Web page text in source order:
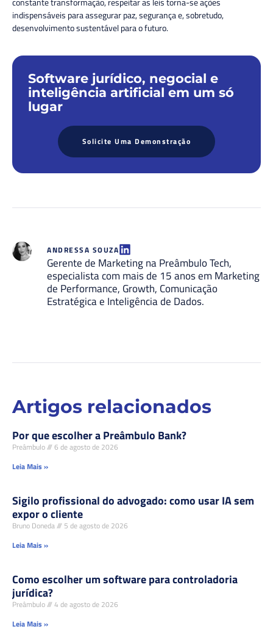
indispensáveis para assegurar paz, segurança e, sobretudo,
desenvolvimento sustentável para o futuro.
Software jurídico, negocial e
inteligência artificial em um só
lugar
Solicite Uma Demonstração
ANDRESSA SOUZA
Gerente de Marketing na Preâmbulo Tech,
especialista com mais de 15 anos em Marketing
de Performance, Growth, Comunicação
Estratégica e Inteligência de Dados.
Artigos relacionados
Por que escolher a Preâmbulo Bank?
Preâmbulo
6 de agosto de 2026
Leia Mais »
Sigilo profissional do advogado: como usar IA sem
expor o cliente
Bruno Doneda
5 de agosto de 2026
Leia Mais »
Como escolher um software para controladoria
jurídica?
Preâmbulo
4 de agosto de 2026
Leia Mais »